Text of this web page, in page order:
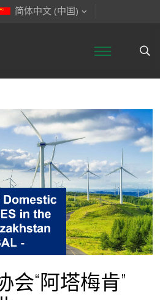
简体中文 (中国)
会“阿塔梅肯”